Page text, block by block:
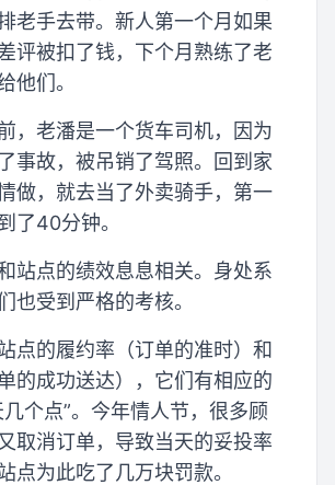
老手去带。新人第一个月如果
评被扣了钱，下个月熟练了老
他们。
，老潘是一个货车司机，因为
事故，被吊销了驾照。回到家
做，就去当了外卖骑手，第一
了40分钟。
站点的绩效息息相关。身处系
也受到严格的考核。
点的履约率（订单的准时）和
的成功送达），它们有相应的
个点”。今年情人节，很多顾
取消订单，导致当天的妥投率
点为此吃了几万块罚款。